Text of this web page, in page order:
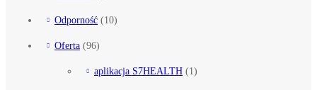
Odporność (10)
Oferta (96)
aplikacja S7HEALTH (1)